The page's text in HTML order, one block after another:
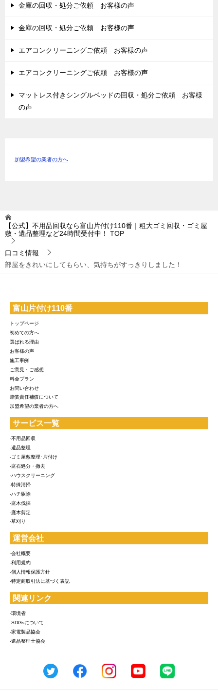
金庫の回収・処分ご依頼 お客様の声
金庫の回収・処分ご依頼 お客様の声
エアコンクリーニングご依頼 お客様の声
エアコンクリーニングご依頼 お客様の声
マットレス付きシングルベッドの回収・処分ご依頼 お客様
の声
加盟希望の業者の方へ
【公式】不用品回収なら富山片付け110番｜粗大ゴミ回収・ゴミ屋
敷・遺品整理など24時間受付中！
TOP
口コミ情報
部屋をきれいにしてもらい、気持ちがすっきりしました！
富山片付け110番
トップページ
初めての方へ
選ばれる理由
お客様の声
施工事例
ご意見・ご感想
料金プラン
お問い合わせ
賠償責任補償について
加盟希望の業者の方へ
サービス一覧
-不用品回収
-遺品整理
-ゴミ屋敷整理･片付け
-庭石処分・撤去
-ハウスクリーニング
-特殊清掃
-ハチ駆除
-庭木伐採
-庭木剪定
-草刈り
運営会社
-会社概要
-利用規約
-個人情報保護方針
-特定商取引法に基づく表記
関連リンク
-環境省
-SDGsについて
-家電製品協会
-遺品整理士協会